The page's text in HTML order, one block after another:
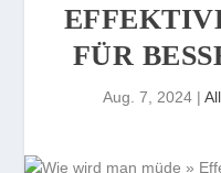
FÜR
Aug. 7, 2024|